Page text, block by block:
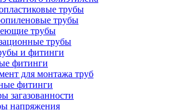
трубы
трубы
трубы
трубы
и фитинги
фитинги
для монтажа труб
фитинги
загазованности
напряжения